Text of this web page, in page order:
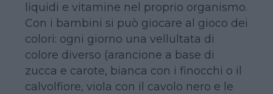
liquidi e vitamine nel proprio organismo.
Con i bambini si può giocare al gioco dei
colori: ogni giorno una vellultata di
colore diverso (arancione a base di
zucca e carote, bianca con i finocchi o il
calvolfiore, viola con il cavolo nero e le